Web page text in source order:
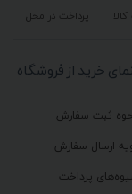
پرداخت در محل
خرید از فروشگاه
ثبت سفارش
ارسال سفارش
پرداخت